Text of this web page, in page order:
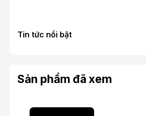
Tin tức nổi bật
Sản phẩm đã xem